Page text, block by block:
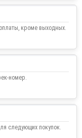
кроме выходных.
номер.
следующих покупок.